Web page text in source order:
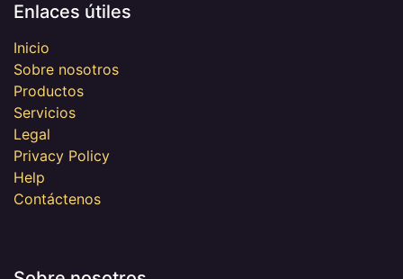
Enlaces útiles
Inicio
Sobre nosotros
Productos
Servicios
Legal
Privacy Policy
Help
Contáctenos